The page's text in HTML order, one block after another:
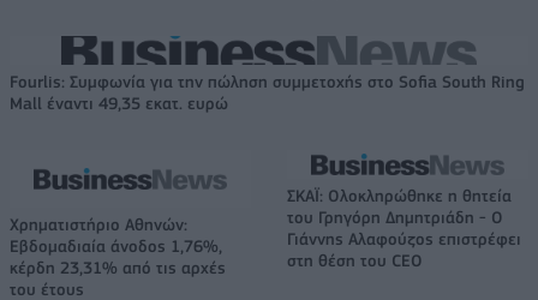
Fourlis: Συμφωνία για την πώληση συμμετοχής στο Sofia South Ring
Mall έναντι 49,35 εκατ. ευρώ
Χρηματιστήριο Αθηνών:
Εβδομαδιαία άνοδος 1,76%,
κέρδη 23,31% από τις αρχές
του έτους
ΣΚΑΪ: Ολοκληρώθηκε η θητεία
του Γρηγόρη Δημητριάδη - Ο
Γιάννης Αλαφούζος επιστρέφει
στη θέση του CEO